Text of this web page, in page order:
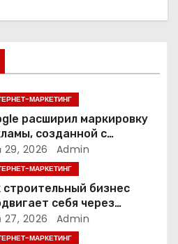
МАРКЕТИНГ
расширил маркировку
созданной с
искусственного
29, 2026 Admin
МАРКЕТИНГ
строительный бизнес
себя через
кейс кровельных
2026 Admin
МАРКЕТИНГ